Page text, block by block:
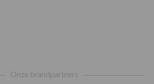
Onze brandpartners